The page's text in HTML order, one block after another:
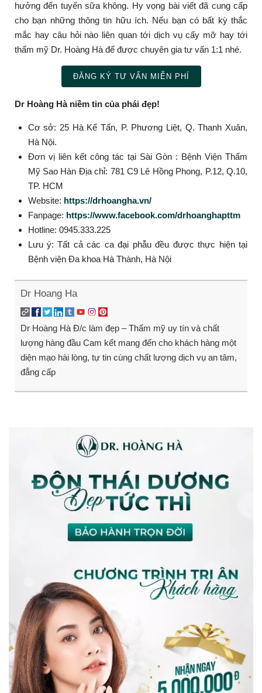
hưởng đến tuyến sữa không. Hy vọng bài viết đã cung cấp
cho bạn những thông tin hữu ích. Nếu bạn có bất kỳ thắc
mắc hay câu hỏi nào liên quan tới dịch vụ cấy mỡ hay tới
thẩm mỹ Dr. Hoàng Hà để được chuyên gia tư vấn 1:1 nhé.
ĐĂNG KÝ TƯ VẤN MIỄN PHÍ
Dr Hoàng Hà niềm tin của phái đẹp!
Cơ sở: 25 Hà Kế Tấn, P. Phương Liệt, Q. Thanh Xuân,
Hà Nội.
Đơn vị liên kết công tác tại Sài Gòn : Bệnh Viện Thẩm
Mỹ Sao Hàn Địa chỉ: 781 C9 Lê Hồng Phong, P.12, Q.10,
TP. HCM
Website: https://drhoangha.vn/
Fanpage: https://www.facebook.com/drhoanghapttm
Hotline: 0945.333.225
Lưu ý: Tất cả các ca đại phẫu đều được thực hiện tại
Bệnh viện Đa khoa Hà Thành, Hà Nội
Dr Hoang Ha
Dr Hoàng Hà Đ/c làm đẹp – Thẩm mỹ uy tín và chất
lượng hàng đầu Cam kết mang đến cho khách hàng một
diện mạo hài lòng, tự tin cùng chất lượng dịch vụ an tâm,
đẳng cấp